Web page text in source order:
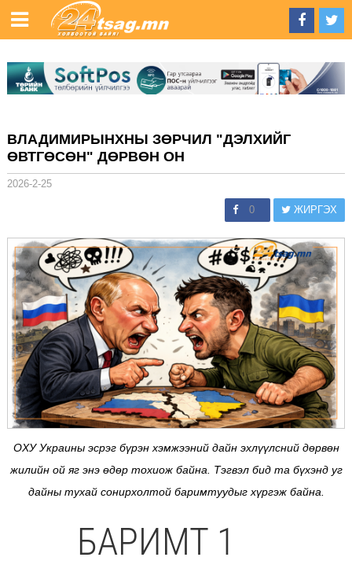
ВЛАДИМИРЫНХНЫ ЗӨРЧИЛ "ДЭЛХИЙГ
ӨВТГӨСӨН" ДӨРВӨН ОН
2026-2-25
0 ЖИРГЭХ
ОХУ Украины эсрэг бүрэн хэмжээний дайн эхлүүлсний дөрвөн
жилийн ой яг энэ өдөр тохиож байна. Тэгвэл бид та бүхэнд уг
дайны тухай сонирхолтой баримтуудыг хүргэж байна.
БАРИМТ 1